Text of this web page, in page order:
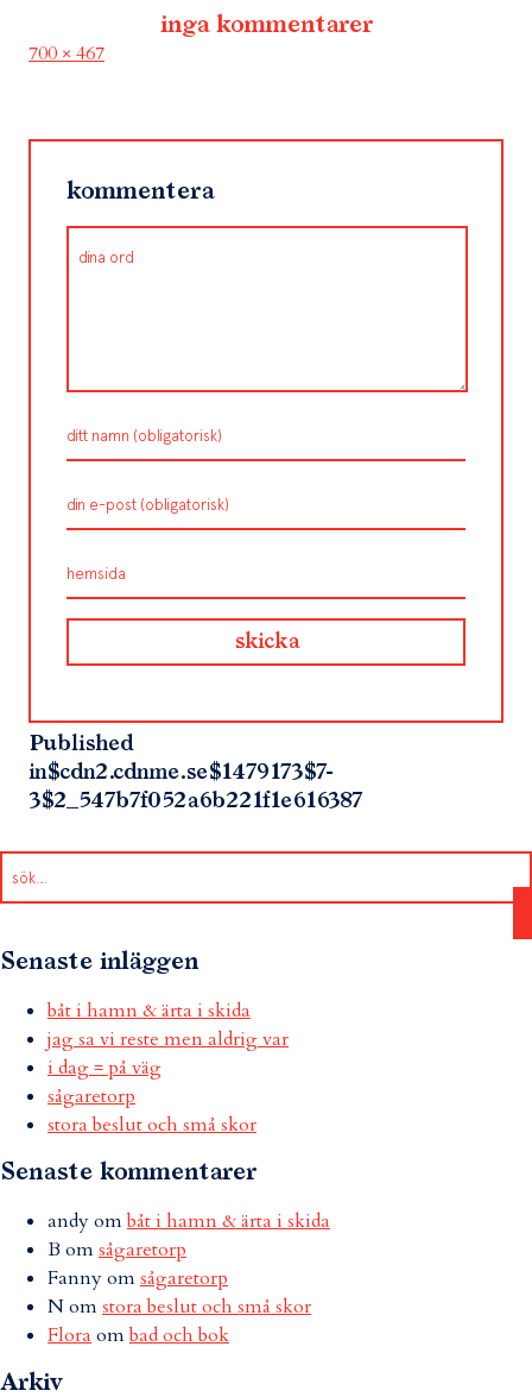
inga kommentarer
Full
700 × 467
kommentera
Published
in$cdn2.cdnme.se$1479173$7-
3$2_547b7f052a6b221f1e616387
Senaste inläggen
båt i hamn & ärta i skida
jag sa vi reste men aldrig var
i dag = på väg
sågaretorp
stora beslut och små skor
Senaste kommentarer
andyombåt i hamn & ärta i skida
B omsågaretorp
Fannyomsågaretorp
Nomstora beslut och små skor
Flora ombad och bok
Arkiv